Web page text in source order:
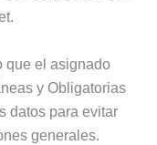
que el asignado
y Obligatorias
datos para evitar
generales.